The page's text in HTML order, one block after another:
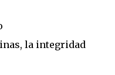
la integridad